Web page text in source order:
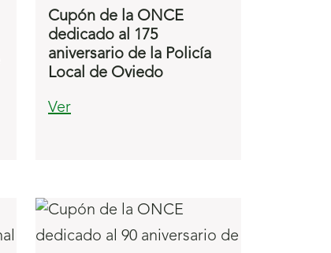
Cupón de la ONCE
dedicado al 175
aniversario de la Policía
Local de Oviedo
Ver